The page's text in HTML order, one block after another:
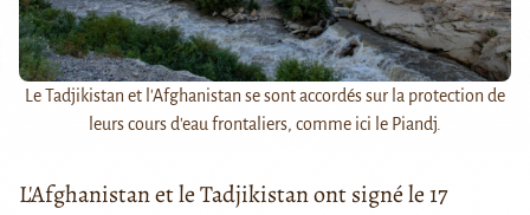
Le Tadjikistan et l'Afghanistan se sont accordés sur la protection de
leurs cours d'eau frontaliers, comme ici le Piandj.
L'Afghanistan et le Tadjikistan ont signé le 17